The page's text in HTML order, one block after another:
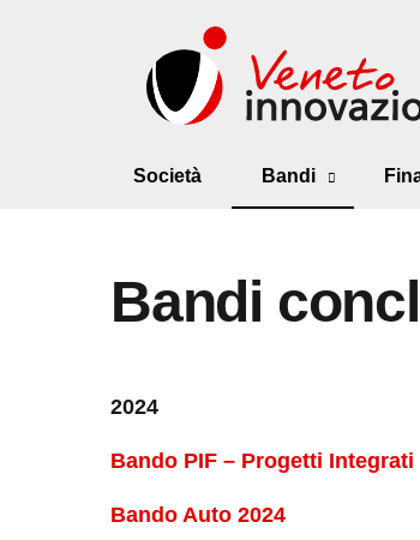
Società Bandi
Bandi
2024
Bando PIF – Progetti
Bando Auto 2024